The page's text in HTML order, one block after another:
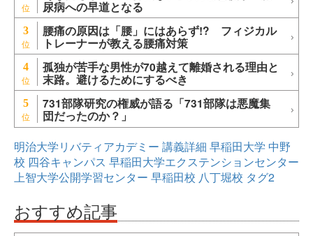
尿病への早道となる
3 腰痛の原因は「腰」にはあらず!? フィジカル
トレーナーが教える腰痛対策
4 孤独が苦手な男性が70越えて離婚される理由と
末路。避けるためにするべき
5 731部隊研究の権威が語る「731部隊は悪魔集
団だったのか？」
明治大学リバティアカデミー 講義詳細 早稲田大学 中野
校 四谷キャンパス 早稲田大学エクステンションセンター
上智大学公開学習センター 早稲田校 八丁堀校 タグ2
おすすめ記事